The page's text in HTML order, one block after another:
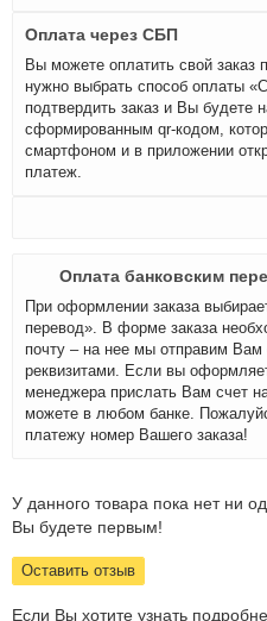
Оплата через СБП
Вы можете оплатить свой заказ
нужно выбрать способ оплаты
подтвердить заказ и Вы будете
сформированным qr-кодом,
смартфоном и в приложении
платеж.
Оплата банковским
При оформлении заказа
перевод». В форме заказа
почту – на нее мы отправим
реквизитами. Если вы
менеджера прислать Вам счет
можете в любом банке.
платежу номер Вашего заказа!
У данного товара пока нет ни
Вы будете первым!
Оставить отзыв
Если Вы хотите узнать